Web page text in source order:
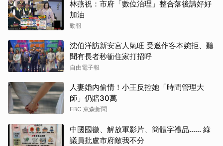
林燕祝：市府「數位治理」整合落後請好好
加油
勁報
沈伯洋訪新安宮人氣旺 受邀作客本婉拒、聽
聞有長者秒衝住家打招呼
自由電子報
人妻婚內偷情！小王反控她「時間管理大
師」仍賠30萬
EBC 東森新聞
中國國徽、解放軍影片、簡體字禮品…… 綠
議員批盧市府敵我不分